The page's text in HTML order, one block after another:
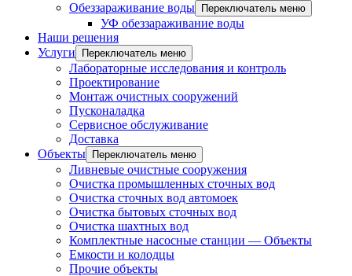
Обеззараживание воды
Переключатель меню
УФ обеззараживание воды
Наши решения
Услуги
Переключатель меню
Лабораторные исследования и контроль
Проектирование
Монтаж очистных сооружений
Пусконаладка
Сервисное обслуживание
Доставка
Объекты
Переключатель меню
Ливневые очистные сооружения
Очистка промышленных сточных вод
Очистка сточных вод автомоек
Очистка бытовых сточных вод
Очистка шахтных вод
Комплектные насосные станции — Объекты
Емкости и колодцы
Прочие объекты